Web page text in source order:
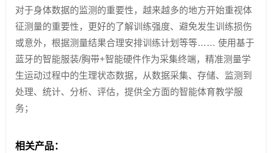
对于身体数据的监测的重要性，越来越多的地方开始重视体
征测量的重要性，更好的了解训练强度、避免发生训练损伤
或意外，根据测量结果合理安排训练计划等等…… 使用基于
蓝牙的智能服装/胸带+智能硬件作为采集终端，精准测量学
生运动过程中的生理状态数据，从数据采集、存储、监测到
处理、统计、分析、评估，提供全方面的智能体育教学服
务；
相关产品：